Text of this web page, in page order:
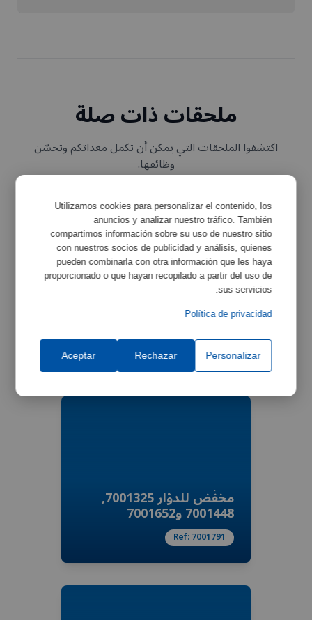
ملحقات ذات صلة
اكتشفوا الملحقات التي يمكن أن تكمل معداتكم وتحسّن
وظائفها.
و7001447 و7001653
7001797
مخفّض للدوّار 7001325,
7001448 و7001652
Ref:7001791
Utilizamos cookies para personalizar el contenido, los
anuncios y analizar nuestro tráfico. También
compartimos información sobre su uso de nuestro sitio
con nuestros socios de publicidad y análisis, quienes
pueden combinarla con otra información que les haya
proporcionado o que hayan recopilado a partir del uso de
sus servicios.
Política de privacidad
Personalizar
Rechazar
Aceptar